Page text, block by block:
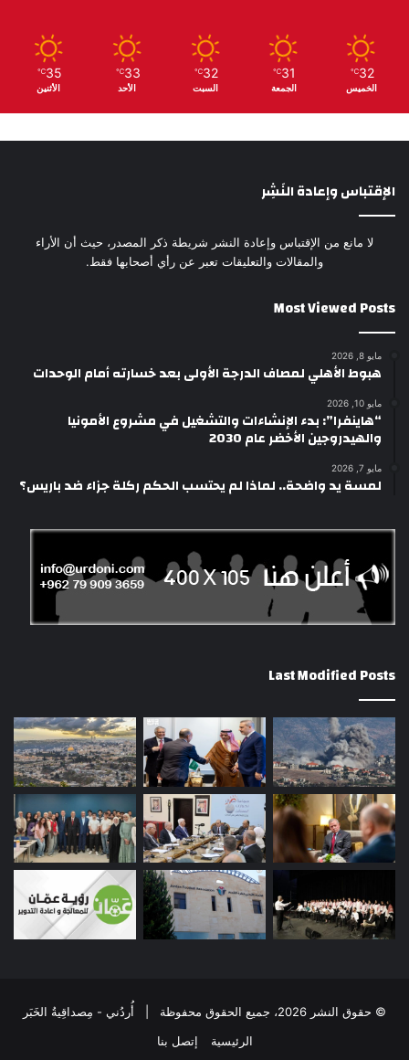
32
℃
الخميس
31
℃
الجمعة
32
℃
السبت
33
℃
الأحد
35
℃
الأثنين
الإقتباس وإعادة النَشِر
لا مانع من الإقتباس وإعادة النشر شريطة ذكر المصدر، حيث أن الأراء
والمقالات والتعليقات تعبر عن رأي أصحابها فقط.
Most Viewed Posts
مايو 8, 2026
هبوط الأهلي لمصاف الدرجة الأولى بعد خسارته أمام الوحدات
مايو 10, 2026
“هاينفرا”: بدء الإنشاءات والتشغيل في مشروع الأمونيا
والهيدروجين الأخضر عام 2030
مايو 7, 2026
لمسة يد واضحة.. لماذا لم يحتسب الحكم ركلة جزاء ضد باريس؟
Last Modified Posts
© حقوق النشر 2026، جميع الحقوق محفوظة | أُردُني - مِصداقِيةُ الخَبَر
الرئيسية
إتصل بنا